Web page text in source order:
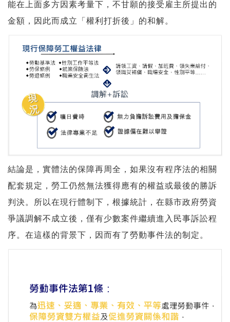
能在上面多方因素考量下，不甘願的接受雇主所提出的
金額，因此而成立「權利打折後」的和解。
結論是，實體法的保障再周全，如果沒有程序法的相關
配套規定，勞工仍然無法獲得應有的權益或最後的勝訴
判決。所以在現行體制下，根據統計，在縣市政府勞資
爭議調解不成立後，僅有少數案件繼續進入民事訴訟程
序。在這樣的背景下，因而有了勞動事件法的制定。